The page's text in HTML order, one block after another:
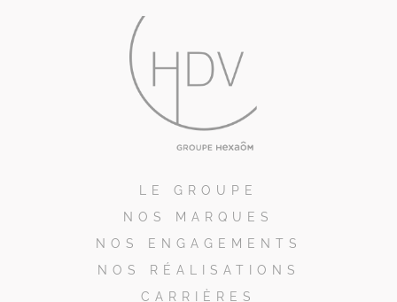
LE GROUPE
NOS MARQUES
NOS ENGAGEMENTS
NOS RÉALISATIONS
CARRIÈRES